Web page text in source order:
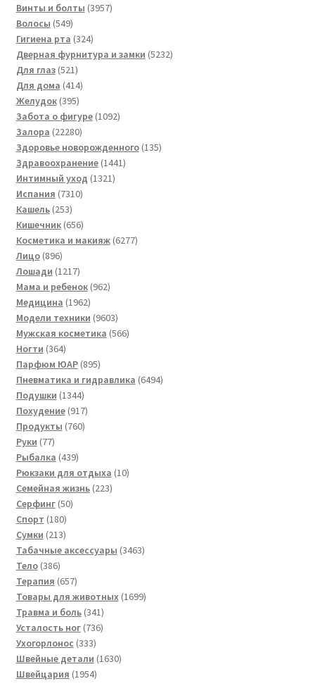
товаров
Винты и болты 39573957
Волосы 549549
товаров
Гигиена рта 324324
товара
Дверная фурнитура и замки 52325232
Для глаз 521521
товар
Для дома 414414
Желудок 395395
товаров
Забота о фигуре 10921092
Залора 2228022280
товаров
Здоровье новорожденного 135135
Здравоохранение 14411441
Интимный уход 13211321
Испания 73107310
Кашель 253253
товара
Кишечник 656656
товаров
Косметика и макияж 62776277
Лицо 896896
товаров
Лошади 12171217
товаров
Мама и ребенок 962962
Медицина 19621962
товара
Модели техники 96039603
товара
Мужская косметика 566566
Ногти 364364
товара
Парфюм ЮАР 895895
товаров
Пневматика и гидравлика 64946494
Подушки 13441344
товара
Похудение 917917
товаров
Продукты 760760
Руки 7777
товаров
Рыбалка 439439
товаров
Рюкзаки для отдыха 1010
Семейная жизнь 223223
Серфинг 5050
Спорт 180180
товаров
Сумки 213213
товаров
Табачные аксессуары 34633463
Тело 386386
товаров
Терапия 657657
товаров
Товары для животных 16991699
Травма и боль 341341
товар
Усталость ног 736736
Ухогорлонос 333333
товара
Швейные детали 16301630
Швейцария 19541954